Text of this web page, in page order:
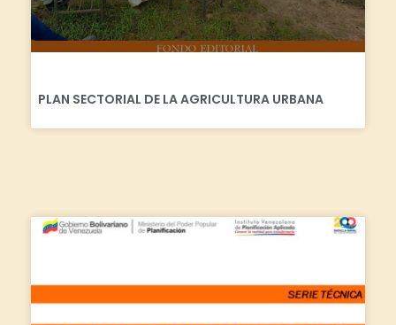
PLAN SECTORIAL DE LA AGRICULTURA URBANA